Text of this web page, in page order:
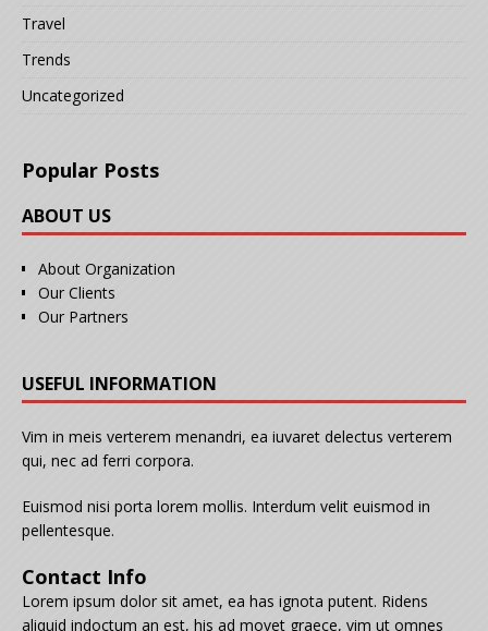
Travel
Trends
Uncategorized
Popular Posts
ABOUT US
About Organization
Our Clients
Our Partners
USEFUL INFORMATION
Vim in meis verterem menandri, ea iuvaret delectus verterem
qui, nec ad ferri corpora.
Euismod nisi porta lorem mollis. Interdum velit euismod in
pellentesque.
Contact Info
Lorem ipsum dolor sit amet, ea has ignota putent. Ridens
aliquid indoctum an est, his ad movet graece, vim ut omnes